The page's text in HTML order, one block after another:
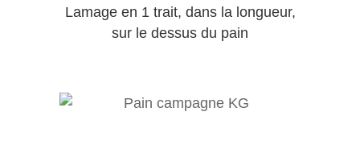
Lamage en 1 trait, dans la longueur,
sur le dessus du pain